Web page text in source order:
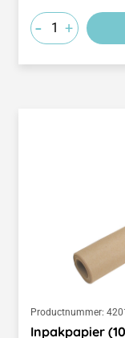
- +
Productnummer:
Inpakpapier